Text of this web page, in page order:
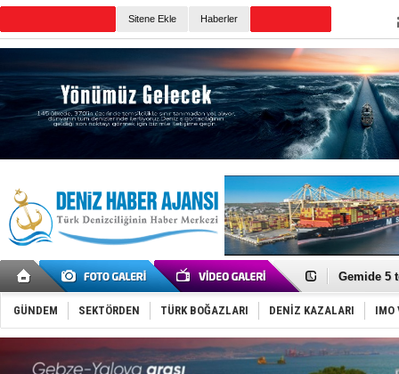
Sitene Ekle Haberler
Dron
Gemide 5
Yakıt
Rus
Tatil
Rusya,
GÜNDEM SEKTÖRDEN TÜRK BOĞAZLARI DENİZ KAZALARI IMO